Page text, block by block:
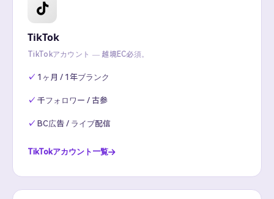
TikTok
TikTokアカウント — 越境EC必須。
1ヶ月 / 1年ブランク
千フォロワー / 古参
BC広告 / ライブ配信
TikTokアカウント一覧